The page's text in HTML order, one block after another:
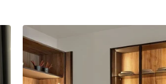
und buntem Boden in Alicante-Costa Blanca